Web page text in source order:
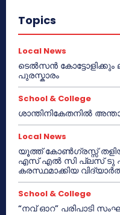
Topics
Local News
ടെൽസൻ
പുരസ്കാരം
School & College
ശാന്തിനികേതനിൽ
Local News
യൂത്ത് കോൺഗ്രസ്സ്
എസ് എൽ സി പ്ലസ് ടു
കരസ്ഥമാക്കിയ
School & College
“നവ് ഓറ” പരിപാടി